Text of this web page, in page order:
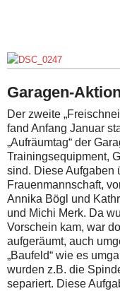
Garagen-
Der zweite
fand Anfang Januar
„Aufräumtag“ der
Trainingsequipment,
sind. Diese Aufgaben
Frauenmannschaft,
Annika Bögl und
und Michi Merk. Da
Vorschein kam, war
aufgeräumt, auch
„Baufeld“ wie es
wurden z.B. die
separiert. Diese